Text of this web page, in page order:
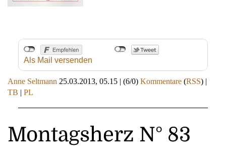
Als Mail versenden
Anne Seltmann 25.03.2013, 05.15 | (6/0) Kommentare (RSS) |
TB | PL
Montagsherz N° 83